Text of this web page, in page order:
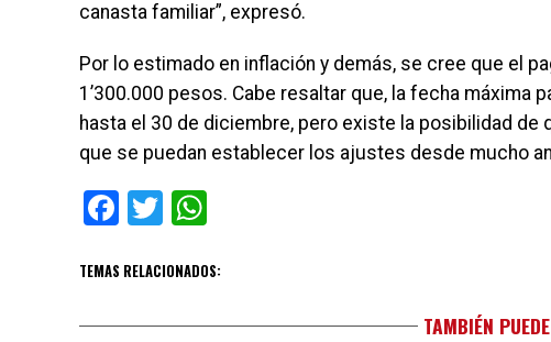
canasta familiar”, expresó.
Por lo estimado en inflación y demás, se cree que el
1’300.000 pesos. Cabe resaltar que, la fecha máxima
hasta el 30 de diciembre, pero existe la posibilidad
que se puedan establecer los ajustes desde mucho
Facebook
Twitter
TEMAS RELACIONADOS:
TAMBIÉN